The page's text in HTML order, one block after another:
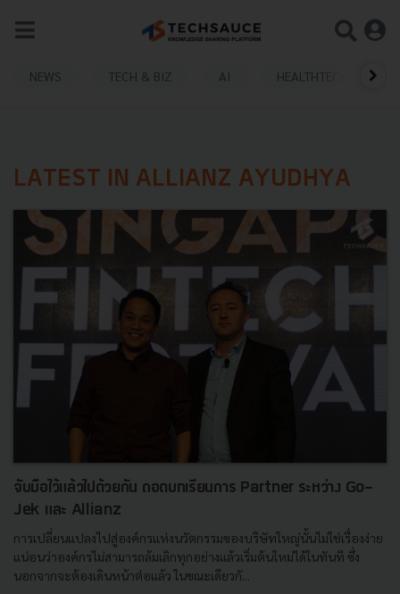
NEWS TECH & BIZ AI HEALTHTECH
LATEST IN ALLIANZ AYUDHYA
จับมือไว้แล้วไปด้วยกัน ถอดบทเรียนการ Partner ระหว่าง Go-
Jek และ Allianz
การเปลี่ยนแปลงไปสู่องค์กรแห่งนวัตกรรมของบริษัทใหญ่นั้นไม่ใช่เรื่องง่าย
แน่อนว่าองค์กรไม่สามารถล้มเลิกทุกอย่างแล้วเริ่มต้นใหม่ได้ในทันที ซึ่ง
นอกจากจะต้องเดินหน้าต่อแล้ว ในขณะเดียวกั...